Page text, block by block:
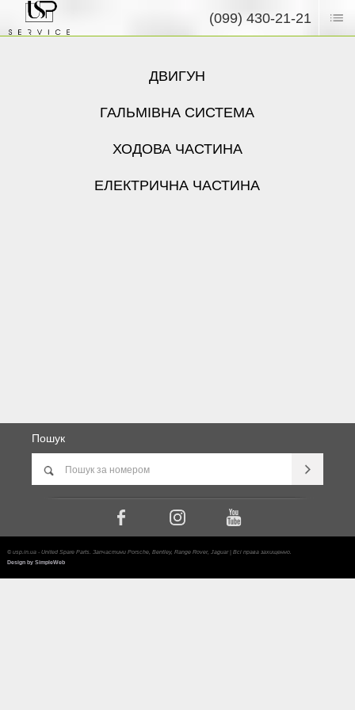
(099) 430-21-21
ДВИГУН
ГАЛЬМІВНА СИСТЕМА
ХОДОВА ЧАСТИНА
ЕЛЕКТРИЧНА ЧАСТИНА
Пошук
© usp.in.ua - United Spare Parts. Запчастини Porsche, Bentley, Range Rover, Jaguar | Всі права захищенно.
Design by SimpleWeb